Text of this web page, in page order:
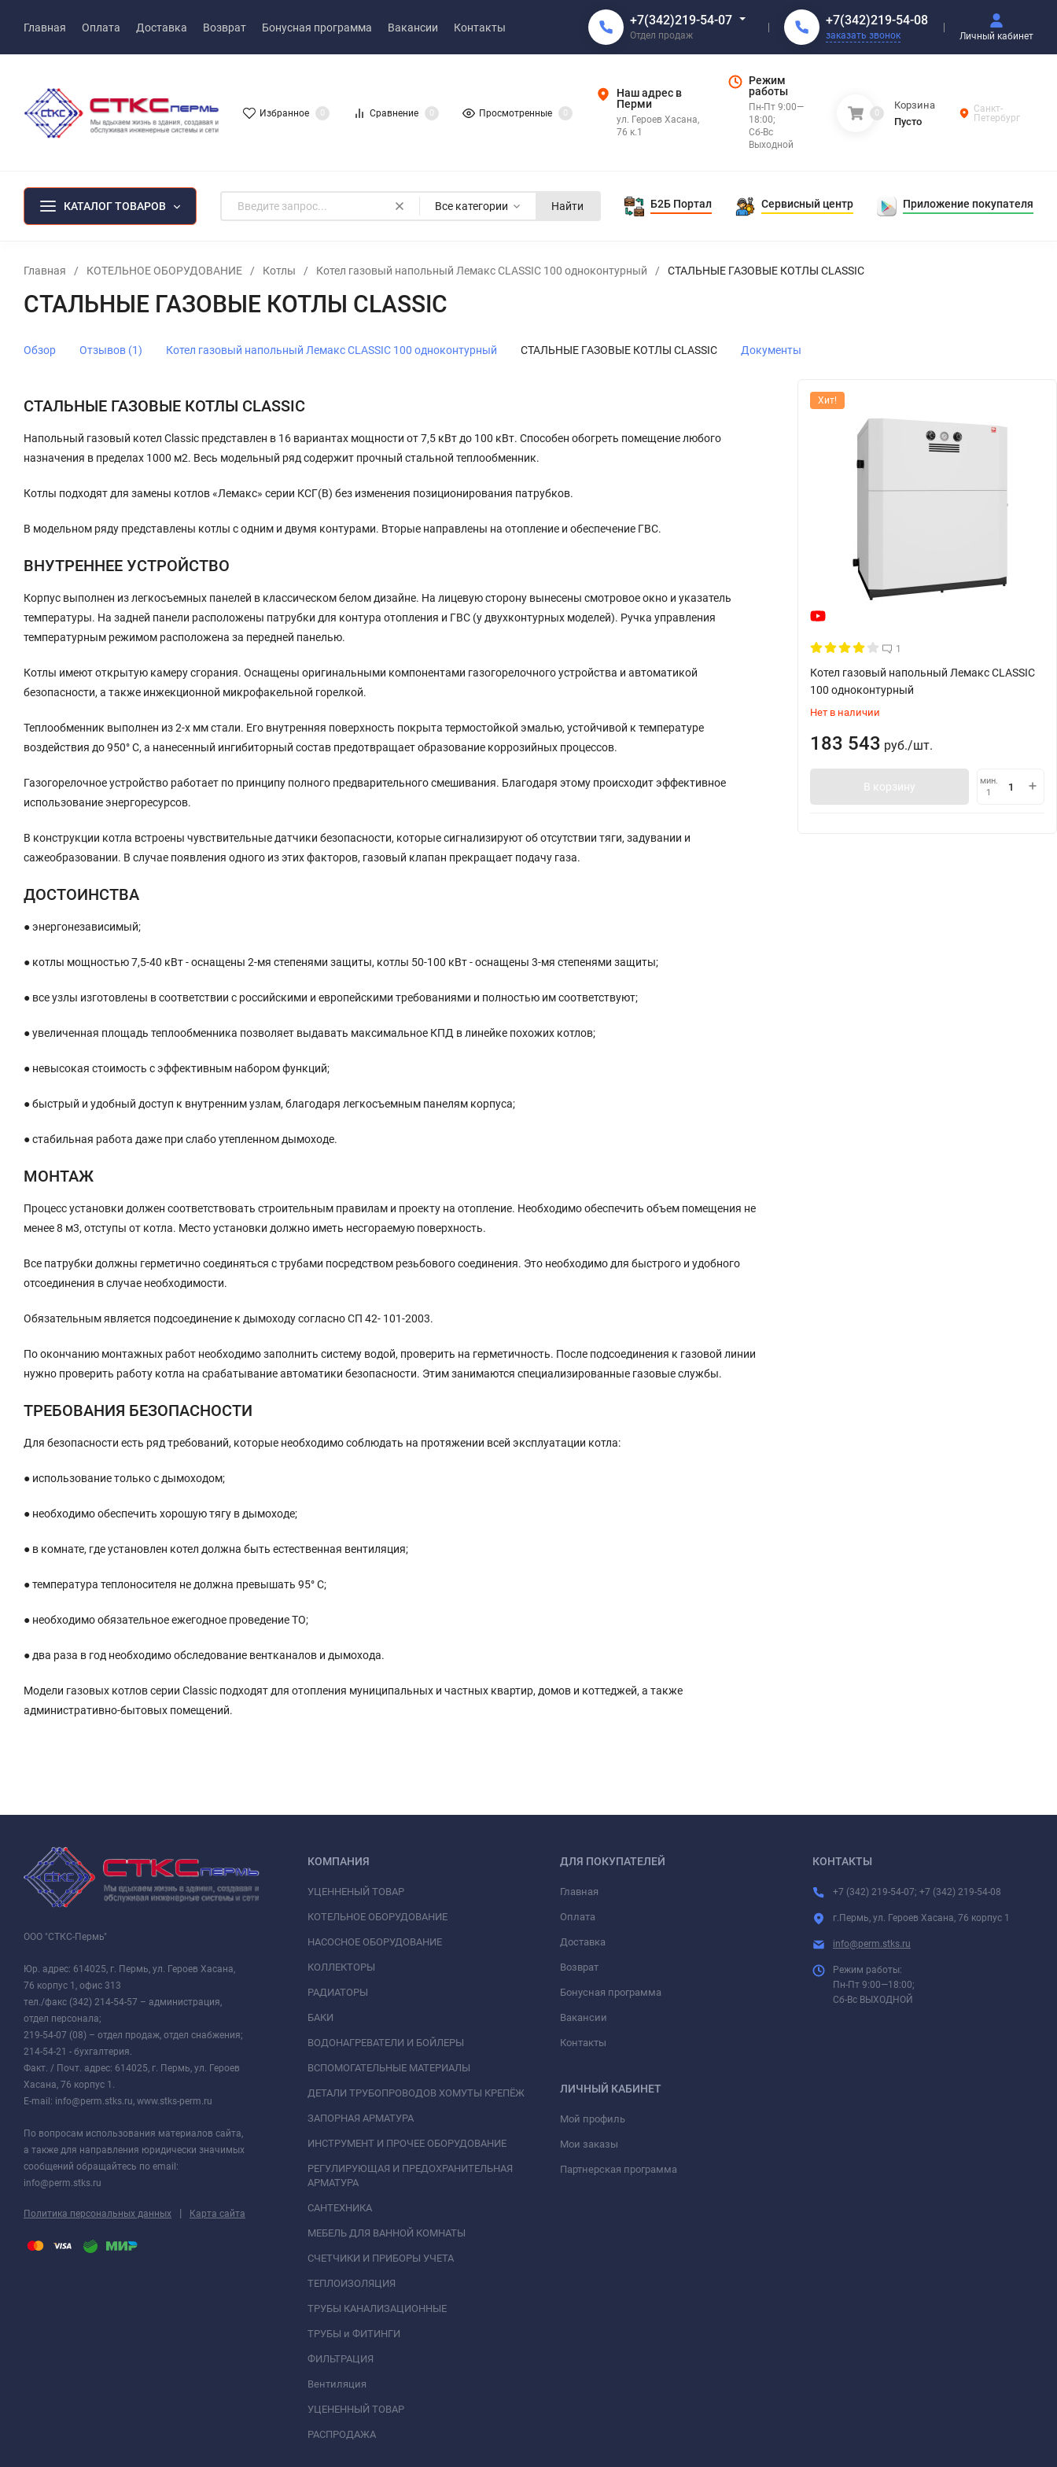
Главная Оплата Доставка Возврат Бонусная программа Вакансии Контакты +7(342)219-54-07
Отдел продаж
+7(342)219-54-08
заказать звонок Личный кабинет
Избранное 0 Сравнение 0 Просмотренные 0
Наш адрес в
Перми
ул. Героев Хасана,
76 к.1
Режим
работы
Пн-Пт 9:00—
18:00;
Сб-Вс
Выходной
0
Корзина
Пусто
Санкт-
Петербург
КАТАЛОГ ТОВАРОВ Все категории Найти Б2Б Портал Сервисный центр Приложение покупателя
Главная / КОТЕЛЬНОЕ ОБОРУДОВАНИЕ / Котлы / Котел газовый напольный Лемакс CLASSIC 100 одноконтурный / СТАЛЬНЫЕ ГАЗОВЫЕ КОТЛЫ CLASSIC
СТАЛЬНЫЕ ГАЗОВЫЕ КОТЛЫ CLASSIC
Обзор Отзывов (1) Котел газовый напольный Лемакс CLASSIC 100 одноконтурный СТАЛЬНЫЕ ГАЗОВЫЕ КОТЛЫ CLASSIC Документы
СТАЛЬНЫЕ ГАЗОВЫЕ КОТЛЫ CLASSIC
Напольный газовый котел Classic представлен в 16 вариантах мощности от 7,5 кВт до 100 кВт. Способен обогреть помещение любого
назначения в пределах 1000 м2. Весь модельный ряд содержит прочный стальной теплообменник.
Котлы подходят для замены котлов «Лемакс» серии КСГ(В) без изменения позиционирования патрубков.
В модельном ряду представлены котлы с одним и двумя контурами. Вторые направлены на отопление и обеспечение ГВС.
ВНУТРЕННЕЕ УСТРОЙСТВО
Корпус выполнен из легкосъемных панелей в классическом белом дизайне. На лицевую сторону вынесены смотровое окно и указатель
температуры. На задней панели расположены патрубки для контура отопления и ГВС (у двухконтурных моделей). Ручка управления
температурным режимом расположена за передней панелью.
Котлы имеют открытую камеру сгорания. Оснащены оригинальными компонентами газогорелочного устройства и автоматикой
безопасности, а также инжекционной микрофакельной горелкой.
Теплообменник выполнен из 2-х мм стали. Его внутренняя поверхность покрыта термостойкой эмалью, устойчивой к температуре
воздействия до 950° С, а нанесенный ингибиторный состав предотвращает образование коррозийных процессов.
Газогорелочное устройство работает по принципу полного предварительного смешивания. Благодаря этому происходит эффективное
использование энергоресурсов.
В конструкции котла встроены чувствительные датчики безопасности, которые сигнализируют об отсутствии тяги, задувании и
сажеобразовании. В случае появления одного из этих факторов, газовый клапан прекращает подачу газа.
ДОСТОИНСТВА
● энергонезависимый;
● котлы мощностью 7,5-40 кВт - оснащены 2-мя степенями защиты, котлы 50-100 кВт - оснащены 3-мя степенями защиты;
● все узлы изготовлены в соответствии с российскими и европейскими требованиями и полностью им соответствуют;
● увеличенная площадь теплообменника позволяет выдавать максимальное КПД в линейке похожих котлов;
● невысокая стоимость с эффективным набором функций;
● быстрый и удобный доступ к внутренним узлам, благодаря легкосъемным панелям корпуса;
● стабильная работа даже при слабо утепленном дымоходе.
МОНТАЖ
Процесс установки должен соответствовать строительным правилам и проекту на отопление. Необходимо обеспечить объем помещения не
менее 8 м3, отступы от котла. Место установки должно иметь несгораемую поверхность.
Все патрубки должны герметично соединяться с трубами посредством резьбового соединения. Это необходимо для быстрого и удобного
отсоединения в случае необходимости.
Обязательным является подсоединение к дымоходу согласно СП 42- 101-2003.
По окончанию монтажных работ необходимо заполнить систему водой, проверить на герметичность. После подсоединения к газовой линии
нужно проверить работу котла на срабатывание автоматики безопасности. Этим занимаются специализированные газовые службы.
ТРЕБОВАНИЯ БЕЗОПАСНОСТИ
Для безопасности есть ряд требований, которые необходимо соблюдать на протяжении всей эксплуатации котла:
● использование только с дымоходом;
● необходимо обеспечить хорошую тягу в дымоходе;
● в комнате, где установлен котел должна быть естественная вентиляция;
● температура теплоносителя не должна превышать 95° С;
● необходимо обязательное ежегодное проведение ТО;
● два раза в год необходимо обследование вентканалов и дымохода.
Модели газовых котлов серии Classic подходят для отопления муниципальных и частных квартир, домов и коттеджей, а также
административно-бытовых помещений.
Хит!
1
Котел газовый напольный Лемакс CLASSIC
100 одноконтурный
Нет в наличии
183 543 руб./шт.
В корзину
мин.
1
ООО "СТКС-Пермь"
Юр. адрес: 614025, г. Пермь, ул. Героев Хасана,
76 корпус 1, офис 313
тел./факс (342) 214-54-57 – администрация,
отдел персонала;
219-54-07 (08) – отдел продаж, отдел снабжения;
214-54-21 - бухгалтерия.
Факт. / Почт. адрес: 614025, г. Пермь, ул. Героев
Хасана, 76 корпус 1.
E-mail: info@perm.stks.ru, www.stks-perm.ru
По вопросам использования материалов сайта,
а также для направления юридически значимых
сообщений обращайтесь по email:
info@perm.stks.ru
Политика персональных данных | Карта сайта
КОМПАНИЯ
УЦЕННЕНЫЙ ТОВАР
КОТЕЛЬНОЕ ОБОРУДОВАНИЕ
НАСОСНОЕ ОБОРУДОВАНИЕ
КОЛЛЕКТОРЫ
РАДИАТОРЫ
БАКИ
ВОДОНАГРЕВАТЕЛИ И БОЙЛЕРЫ
ВСПОМОГАТЕЛЬНЫЕ МАТЕРИАЛЫ
ДЕТАЛИ ТРУБОПРОВОДОВ ХОМУТЫ КРЕПЁЖ
ЗАПОРНАЯ АРМАТУРА
ИНСТРУМЕНТ И ПРОЧЕЕ ОБОРУДОВАНИЕ
РЕГУЛИРУЮЩАЯ И ПРЕДОХРАНИТЕЛЬНАЯ
АРМАТУРА
САНТЕХНИКА
МЕБЕЛЬ ДЛЯ ВАННОЙ КОМНАТЫ
СЧЕТЧИКИ И ПРИБОРЫ УЧЕТА
ТЕПЛОИЗОЛЯЦИЯ
ТРУБЫ КАНАЛИЗАЦИОННЫЕ
ТРУБЫ и ФИТИНГИ
ФИЛЬТРАЦИЯ
Вентиляция
УЦЕНЕННЫЙ ТОВАР
РАСПРОДАЖА
ДЛЯ ПОКУПАТЕЛЕЙ
Главная
Оплата
Доставка
Возврат
Бонусная программа
Вакансии
Контакты
ЛИЧНЫЙ КАБИНЕТ
Мой профиль
Мои заказы
Партнерская программа
КОНТАКТЫ
+7 (342) 219-54-07; +7 (342) 219-54-08
г.Пермь, ул. Героев Хасана, 76 корпус 1
info@perm.stks.ru
Режим работы:
Пн-Пт 9:00—18:00;
Сб-Вс ВЫХОДНОЙ